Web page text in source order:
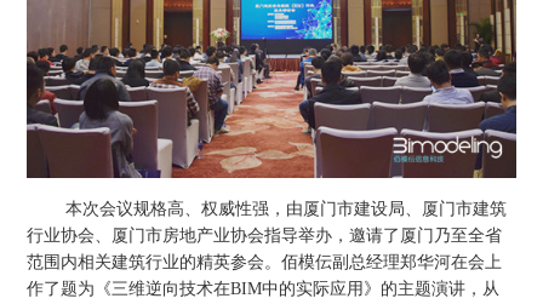
本次会议规格高、权威性强，由厦门市建设局、厦门市建筑
行业协会、厦门市房地产业协会指导举办，邀请了厦门乃至全省
范围内相关建筑行业的精英参会。佰模伝副总经理郑华河在会上
作了题为《三维逆向技术在BIM中的实际应用》的主题演讲，从